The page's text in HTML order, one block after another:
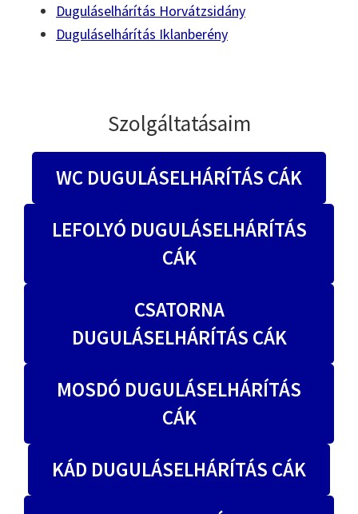
Duguláselhárítás Horvátzsidány
Duguláselhárítás Iklanberény
Szolgáltatásaim
WC DUGULÁSELHÁRÍTÁS CÁK
LEFOLYÓ DUGULÁSELHÁRÍTÁS
CÁK
CSATORNA
DUGULÁSELHÁRÍTÁS CÁK
MOSDÓ DUGULÁSELHÁRÍTÁS
CÁK
KÁD DUGULÁSELHÁRÍTÁS CÁK